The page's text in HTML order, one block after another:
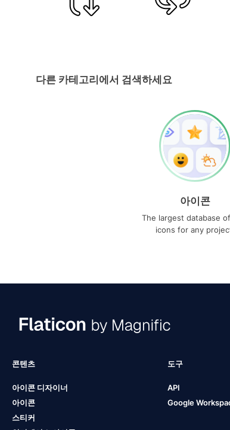
다른 카테고리에서 검색하세요
아이콘
The largest database
icons for any
콘텐츠
아이콘 디자이너
아이콘
스티커
도구
API
Google